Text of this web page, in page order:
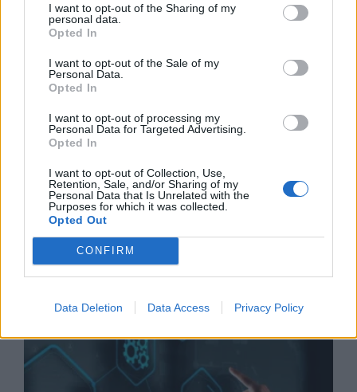
I want to opt-out of the Sharing of my
personal data.
Opted In
I want to opt-out of the Sale of my
Personal Data.
Opted In
I want to opt-out of processing my
Personal Data for Targeted Advertising.
Opted In
I want to opt-out of Collection, Use,
Retention, Sale, and/or Sharing of my
Personal Data that Is Unrelated with the
Purposes for which it was collected.
Opted Out
CONFIRM
Data Deletion Data Access Privacy Policy
15/06/26|18:24
Mistral AI: Συζητά
€20 δισ.
15/06/26|15:32
Business Know-how